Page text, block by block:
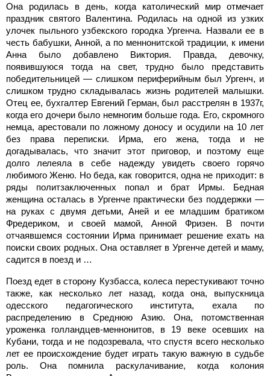
Она родилась в день, когда католический мир отмечает
праздник святого Валентина. Родилась на одной из узких
улочек пыльного узбекского городка Ургенча. Назвали ее в
честь бабушки, Анной, а по меннонитской традиции, к имени
Анна было добавлено Виктория. Правда, девочку,
появившуюся тогда на свет, трудно было представить
победительницей — слишком периферийным был Ургенч, и
слишком трудно складывалась жизнь родителей малышки.
Отец ее, бухгалтер Евгений Герман, был расстрелян в 1937г,
когда его дочери было немногим больше года. Его, скромного
немца, арестовали по ложному доносу и осудили на 10 лет
без права переписки. Ирма, его жена, тогда и не
догадывалась, что значит этот приговор, и поэтому еще
долго лелеяла в себе надежду увидеть своего горячо
любимого Женю. Но беда, как говорится, одна не приходит: в
ряды политзаключенных попал и брат Ирмы. Бедная
женщина осталась в Ургенче практически без поддержки —
на руках с двумя детьми, Аней и ее младшим братиком
Фредериком, и своей мамой, Анной Фризен. В почти
отчаявшемся состоянии Ирма принимает решение ехать на
поиски своих родных. Она оставляет в Ургенче детей и маму,
садится в поезд и …
Поезд едет в сторону Кузбасса, колеса перестукивают точно
также, как несколько лет назад, когда она, выпускница
одесского педагогического института, ехала по
распределению в Среднюю Азию. Она, потомственная
уроженка голландцев-меннонитов, в 19 веке осевших на
Кубани, тогда и не подозревала, что спустя всего несколько
лет ее происхождение будет играть такую важную в судьбе
роль. Она помнила раскулачивание, когда колония